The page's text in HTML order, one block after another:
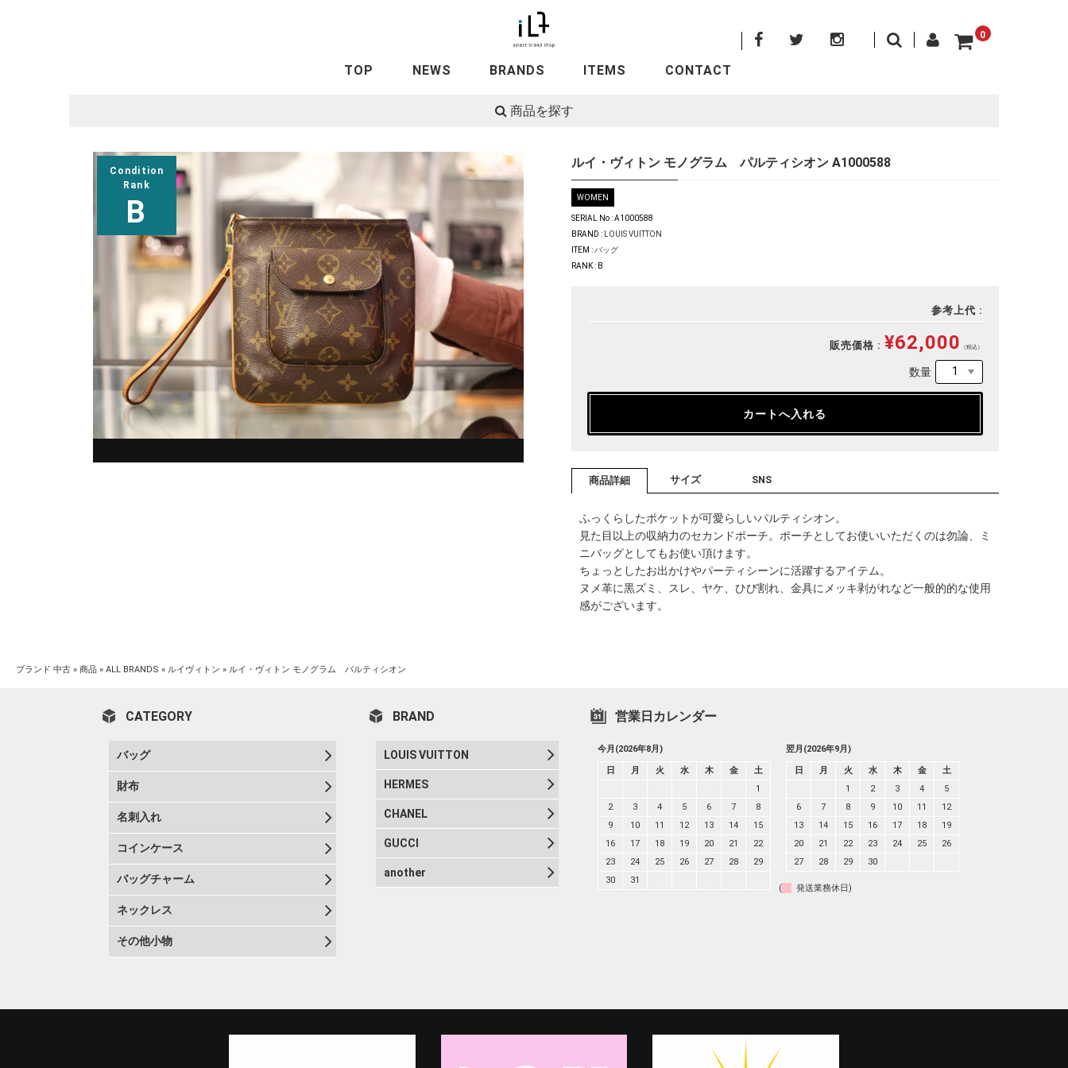
0
TOP NEWS BRANDS ITEMS CONTACT
商品を探す
Condition
Rank
B
ルイ・ヴィトン モノグラム パルティシオン A1000588
WOMEN
SERIAL No : A1000588
BRAND :
LOUIS VUITTON
ITEM : バッグ
RANK : B
参考上代 :
販売価格 : ¥62,000 （税込）
数量
商品詳細 サイズ SNS
ふっくらしたポケットが可愛らしいパルティシオン。
見た目以上の収納力のセカンドポーチ。ポーチとしてお使いいただくのは勿論、ミ
ニバッグとしてもお使い頂けます。
ちょっとしたお出かけやパーティシーンに活躍するアイテム。
ヌメ革に黒ズミ、スレ、ヤケ、ひび割れ、金具にメッキ剥がれなど一般的的な使用
感がございます。
ブランド 中古 » 商品 » ALL BRANDS » ルイヴィトン » ルイ・ヴィトン モノグラム パルティシオン
CATEGORY
バッグ
財布
名刺入れ
コインケース
バッグチャーム
ネックレス
その他小物
BRAND
LOUIS VUITTON
HERMES
CHANEL
GUCCI
another
営業日カレンダー
今月(2026年8月)
日 月 火 水 木 金
土
1
2
3 4 5 6 7
8
9
10 11 12 13 14
15
16
17 18 19 20 21
22
23
24 25 26 27 28
29
30
31
翌月(2026年9月)
日 月 火 水 木 金
土
1
2 3 4
5
6
7 8 9 10 11
12
13
14 15 16 17 18
19
20
21 22 23 24 25
26
27
28 29 30
( 発送業務休日)